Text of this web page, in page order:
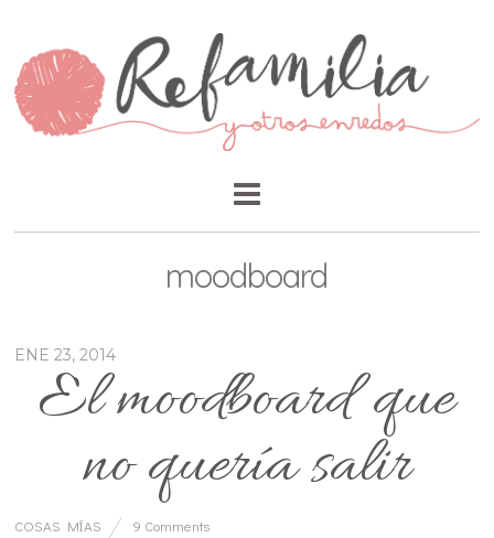
moodboard
ENE 23, 2014
El moodboard que
no quería salir
COSAS MÍAS 9 Comments